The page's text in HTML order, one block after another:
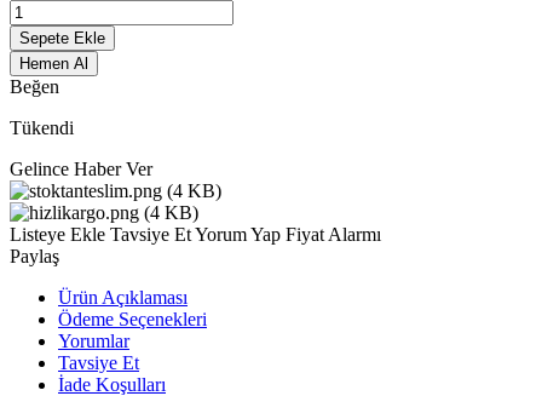
Sepete Ekle
Hemen Al
Beğen
Tükendi
Gelince Haber Ver
Listeye Ekle Tavsiye EtYorum Yap Fiyat Alarmı
Paylaş
Ürün Açıklaması
Ödeme Seçenekleri
Yorumlar
Tavsiye Et
İade Koşulları